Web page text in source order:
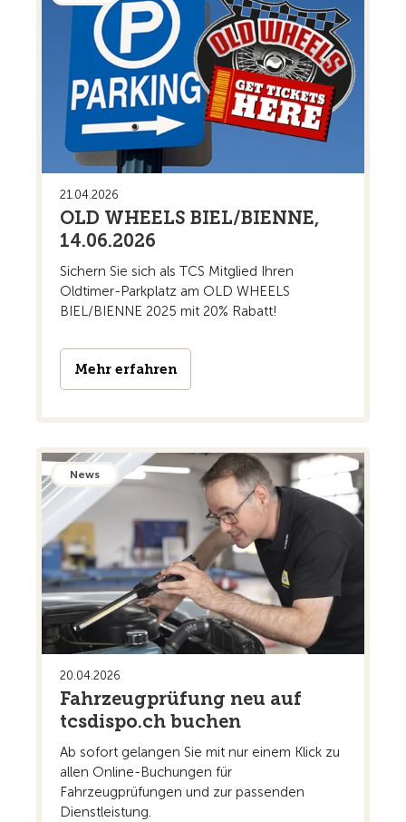
21.04.2026
OLD WHEELS BIEL/BIENNE,
14.06.2026
Sichern Sie sich als TCS Mitglied Ihren
Oldtimer-Parkplatz am OLD WHEELS
BIEL/BIENNE 2025 mit 20% Rabatt!
Mehr erfahren
News
20.04.2026
Fahrzeugprüfung neu auf
tcsdispo.ch buchen
Ab sofort gelangen Sie mit nur einem Klick zu
allen Online-Buchungen für
Fahrzeugprüfungen und zur passenden
Dienstleistung.